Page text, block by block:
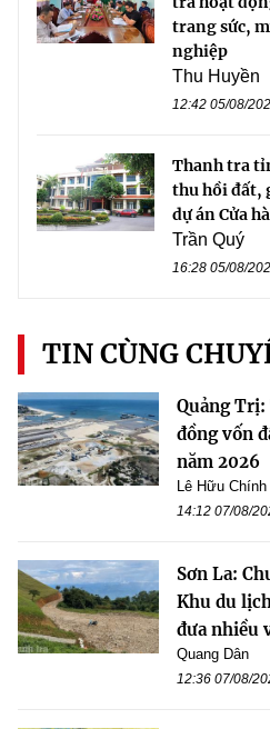
trang sức,
nghiệp
Thu Huyền
12:42 05/08/
Thanh tra
thu hồi đất,
dự án Cửa
Trần Quý
16:28 05/08/
TIN CÙNG
Quảng
đồng vốn
năm 2026
Lê Hữu Chính
14:12 07/08/
Sơn La:
Khu du
đưa nhiều
Quang Dân
12:36 07/08/